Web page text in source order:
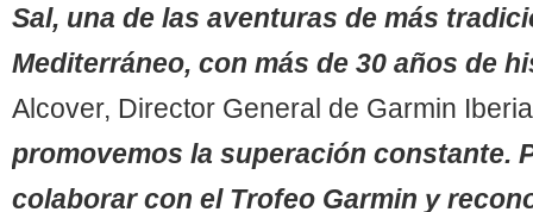
Sal, una de las aventuras de más
Mediterráneo, con más de 30 años de
Alcover, Director General de Garmin
promovemos la superación constante.
colaborar con el Trofeo Garmin y